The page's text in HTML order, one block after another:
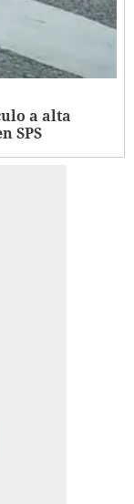
a alta
SPS